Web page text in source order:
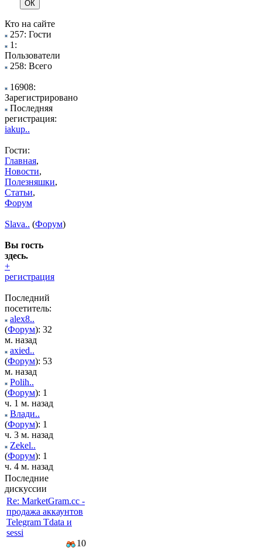
Кто на сайте
257: Гости
1:
Пользователи
258: Всего
16908:
Зарегистрировано
Последняя
регистрация:
iakup..
Гости:
Главная,
Новости,
Полезняшки,
Статьи,
Форум
Slava.. (Форум)
Вы гость
здесь.
+
регистрация
Последний
посетитель:
alex8..
(Форум): 32
м. назад
axied..
(Форум): 53
м. назад
Polih..
(Форум): 1
ч. 1 м. назад
Влади..
(Форум): 1
ч. 3 м. назад
Zekel..
(Форум): 1
ч. 4 м. назад
Последние
дискуссии
Re: MarketGram.cc -
продажа аккаунтов
Telegram Tdata и
sessi
10